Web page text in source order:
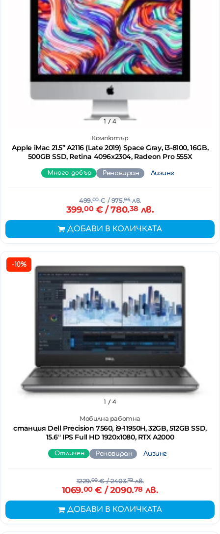
Компютър
Apple iMac 21.5’’ A2116 (Late 2019) Space Gray, i3-8100, 16GB,
500GB SSD, Retina 4096x2304, Radeon Pro 555X
1 / 4
Много добър Реновиран Лизинг
499.00€/ 975.96лв.
399.00€ / 780.38 лв.
ДОБАВИ В КОЛИЧКАТА
-10%
Мобилна работна
станция Dell Precision 7560, i9-11950H, 32GB, 512GB SSD,
15.6'' IPS Full HD 1920x1080, RTX A2000
1 / 4
Отличен Реновиран Лизинг
1229.00€/ 2403.72лв.
1069.00€ / 2090.78 лв.
ДОБАВИ В КОЛИЧКАТА